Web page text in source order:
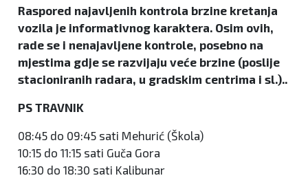
Raspored najavljenih kontrola brzine kretanja
vozila je informativnog karaktera. Osim ovih,
rade se i nenajavljene kontrole, posebno na
mjestima gdje se razvijaju veće brzine (poslije
stacioniranih radara, u gradskim centrima i sl.)..
PS TRAVNIK
08:45 do 09:45 sati Mehurić (Škola)
10:15 do 11:15 sati Guča Gora
16:30 do 18:30 sati Kalibunar